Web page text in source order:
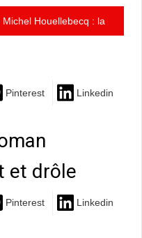
Houellebecq : la
Pinterest Linkedin
et drôle
Pinterest Linkedin